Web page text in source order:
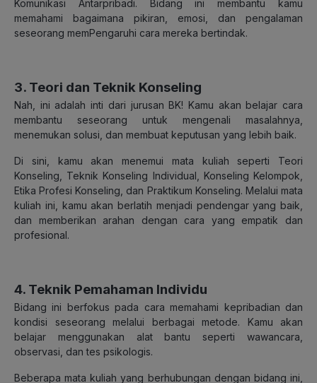
Komunikasi Antarpribadi. Bidang ini membantu kamu
memahami bagaimana pikiran, emosi, dan pengalaman
seseorang memPengaruhi cara mereka bertindak.
3. Teori dan Teknik Konseling
Nah, ini adalah inti dari jurusan BK! Kamu akan belajar cara
membantu seseorang untuk mengenali masalahnya,
menemukan solusi, dan membuat keputusan yang lebih baik.
Di sini, kamu akan menemui mata kuliah seperti Teori
Konseling, Teknik Konseling Individual, Konseling Kelompok,
Etika Profesi Konseling, dan Praktikum Konseling. Melalui mata
kuliah ini, kamu akan berlatih menjadi pendengar yang baik,
dan memberikan arahan dengan cara yang empatik dan
profesional.
4. Teknik Pemahaman Individu
Bidang ini berfokus pada cara memahami kepribadian dan
kondisi seseorang melalui berbagai metode. Kamu akan
belajar menggunakan alat bantu seperti wawancara,
observasi, dan tes psikologis.
Beberapa mata kuliah yang berhubungan dengan bidang ini,